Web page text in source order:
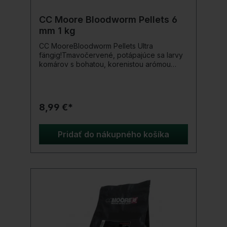
príťažlivosť Jednoduchá aplikácia: zmiešajte
a začnite Ideálny pre kaprov, Bream a iné
mierové ryby
CC Moore Bloodworm Pellets 6
mm 1 kg
CC MooreBloodworm Pellets Ultra
fängig!Tmavočervené, potápajúce sa larvy
komárov s bohatou, korenistou arómou
sú tak ideálne na celoročné
8,99 €*
Pridať do nákupného košíka